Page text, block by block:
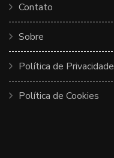
Contato
Sobre
Política de Privacidade
Política de Cookies